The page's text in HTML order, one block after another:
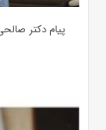
پیام دکتر